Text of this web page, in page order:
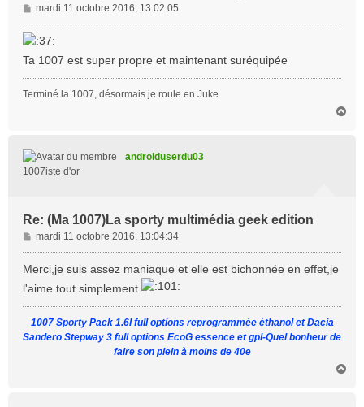
M
e
s
a
g
e
mardi 11 octobre 2016, 13:02:05
Ta 1007 est super propre et maintenant suréquipée
Terminé la 1007, désormais je roule en Juke.
androiduserdu03
1007iste d'or
Re: (Ma 1007)La sporty multimédia geek edition
M
e
a
g
e
mardi 11 octobre 2016, 13:04:34
Merci,je suis assez maniaque et elle est bichonnée en effet,je
l'aime tout simplement
1007 Sporty Pack 1.6l full options reprogrammée éthanol et Dacia
Sandero Stepway 3 full options EcoG essence et gpl-Quel bonheur de
faire son plein à moins de 40e